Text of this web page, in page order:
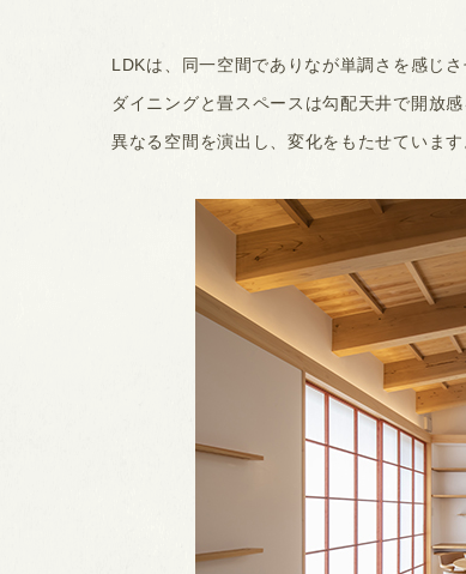
LDKは、同一空間でありなが単調さを感じさ
ダイニングと畳スペースは勾配天井で開放
異なる空間を演出し、変化をもたせています